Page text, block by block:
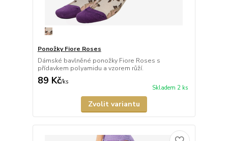
Ponožky Fiore Roses
Dámské bavlněné ponožky Fiore Roses s
přídavkem polyamidu a vzorem růží.
89 Kč/ks
Skladem 2 ks
Zvolit variantu